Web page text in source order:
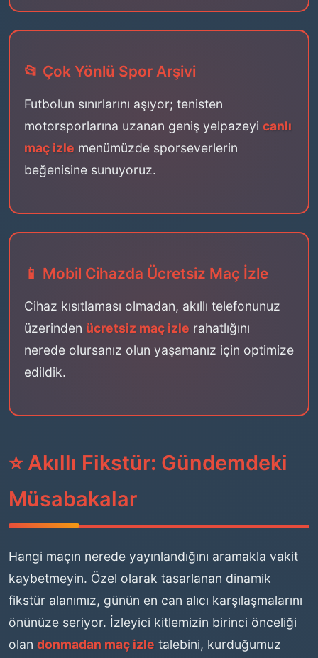
📂 Çok Yönlü Spor Arşivi
Futbolun sınırlarını aşıyor; tenisten
motorsporlarına uzanan geniş yelpazeyi canlı
maç izle menümüzde sporseverlerin
beğenisine sunuyoruz.
📱 Mobil Cihazda Ücretsiz Maç İzle
Cihaz kısıtlaması olmadan, akıllı telefonunuz
üzerinden ücretsiz maç izle rahatlığını
nerede olursanız olun yaşamanız için optimize
edildik.
⭐ Akıllı Fikstür: Gündemdeki
Müsabakalar
Hangi maçın nerede yayınlandığını aramakla vakit
kaybetmeyin. Özel olarak tasarlanan dinamik
fikstür alanımız, günün en can alıcı karşılaşmalarını
önünüze seriyor. İzleyici kitlemizin birinci önceliği
olan donmadan maç izle talebini, kurduğumuz